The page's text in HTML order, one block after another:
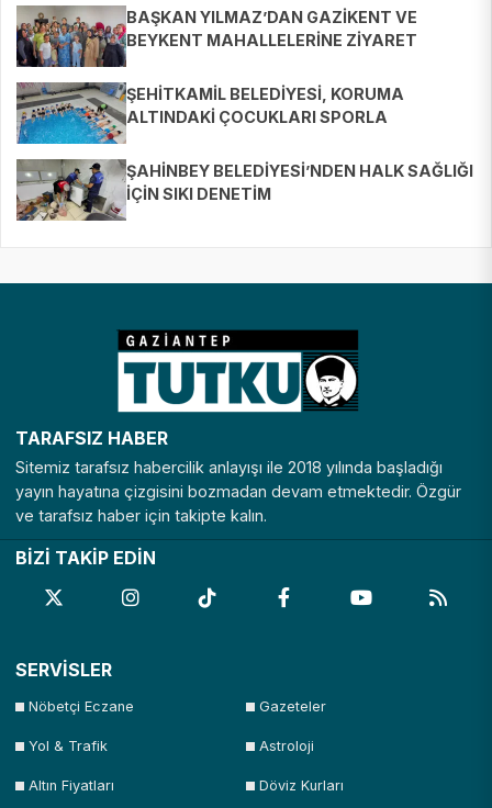
BAŞKAN YILMAZ’DAN GAZİKENT VE
BEYKENT MAHALLELERİNE ZİYARET
ŞEHİTKAMİL BELEDİYESİ, KORUMA
ALTINDAKİ ÇOCUKLARI SPORLA
ŞAHİNBEY BELEDİYESİ’NDEN HALK SAĞLIĞI
İÇİN SIKI DENETİM
TARAFSIZ HABER
Sitemiz tarafsız habercilik anlayışı ile 2018 yılında başladığı
yayın hayatına çizgisini bozmadan devam etmektedir. Özgür
ve tarafsız haber için takipte kalın.
BİZİ TAKİP EDİN
SERVİSLER
Nöbetçi Eczane Gazeteler
Yol & Trafik Astroloji
Altın Fiyatları Döviz Kurları